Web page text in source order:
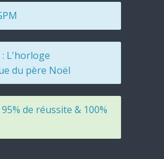
: L'horloge
du père Noël
95% de réussite & 100%